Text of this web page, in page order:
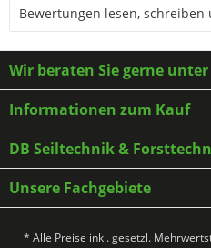
Bewertungen lesen,
Wir beraten Sie gerne unter
Informationen zum Kauf
DB Seiltechnik &
Unsere Fachgebiete
* Alle Preise inkl. gesetzl.